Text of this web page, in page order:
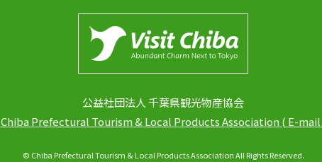
公益社団法人 千葉県観光物産協会
Chiba Prefectural Tourism & Local Products Association ( E-mail
© Chiba Prefectural Tourism & Local Products Association All Rights Reserved.